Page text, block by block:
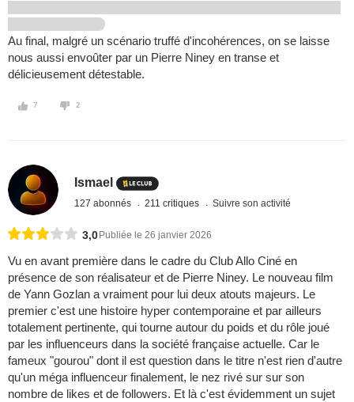
Au final, malgré un scénario truffé d'incohérences, on se laisse
nous aussi envoûter par un Pierre Niney en transe et
délicieusement détestable.
7 2
Ismael
127 abonnés 211 critiques Suivre son activité
3,0 Publiée le 26 janvier 2026
Vu en avant première dans le cadre du Club Allo Ciné en
présence de son réalisateur et de Pierre Niney. Le nouveau film
de Yann Gozlan a vraiment pour lui deux atouts majeurs. Le
premier c'est une histoire hyper contemporaine et par ailleurs
totalement pertinente, qui tourne autour du poids et du rôle joué
par les influenceurs dans la société française actuelle. Car le
fameux "gourou" dont il est question dans le titre n'est rien d'autre
qu'un méga influenceur finalement, le nez rivé sur sur son
nombre de likes et de followers. Et là c'est évidemment un sujet